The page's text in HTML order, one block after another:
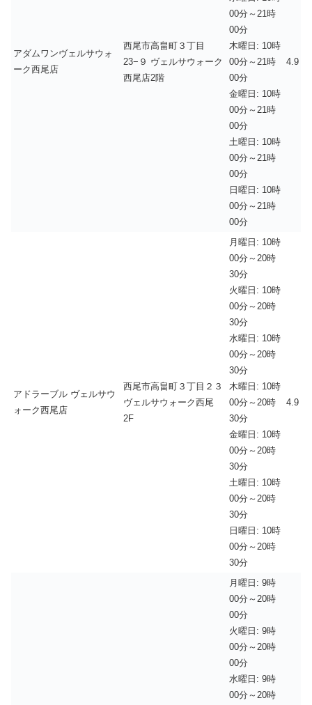
アダムワンヴェルサウォ
ーク西尾店
西尾市高畠町３丁目
23−９ ヴェルサウォーク
西尾店2階
00分～21時
00分
木曜日: 10時
00分～21時
00分
金曜日: 10時
00分～21時
00分
土曜日: 10時
00分～21時
00分
日曜日: 10時
00分～21時
00分
4.9
アドラーブル ヴェルサウ
ォーク西尾店
西尾市高畠町３丁目２３
ヴェルサウォーク西尾
2F
月曜日: 10時
00分～20時
30分
火曜日: 10時
00分～20時
30分
水曜日: 10時
00分～20時
30分
木曜日: 10時
00分～20時
30分
金曜日: 10時
00分～20時
30分
土曜日: 10時
00分～20時
30分
日曜日: 10時
00分～20時
30分
4.9
月曜日: 9時
00分～20時
00分
火曜日: 9時
00分～20時
00分
水曜日: 9時
00分～20時